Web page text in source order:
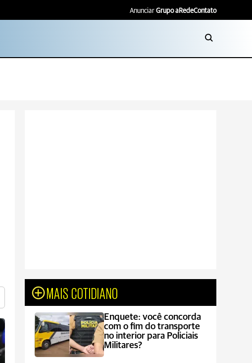
Anunciar Grupo aRedeContato
MAIS COTIDIANO
Enquete: você concorda
com o fim do transporte
no interior para Policiais
Militares?